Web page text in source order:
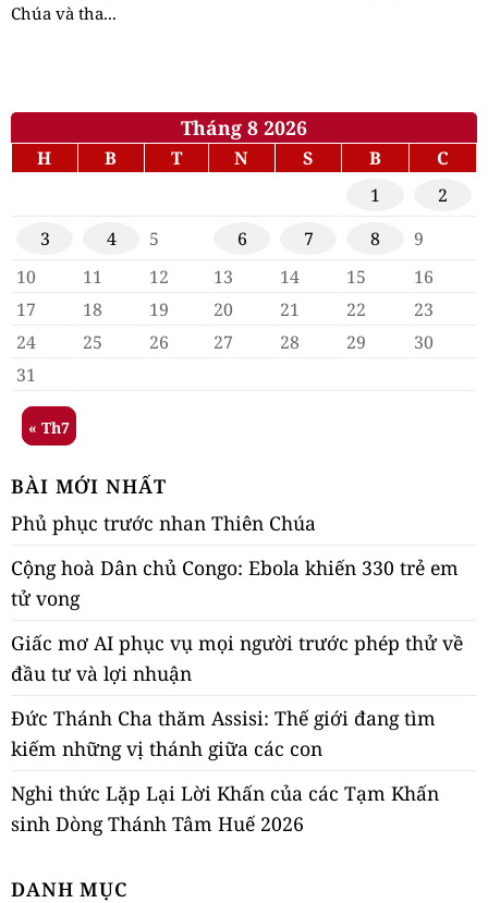
Chúa và tha...
Tháng 8 2026
H B T N S B
C
1
2
3
4 5 6 7 8
9
10
11 12 13 14 15
16
17
18 19 20 21 22
23
24
25 26 27 28 29
30
31
« Th7
BÀI MỚI NHẤT
Phủ phục trước nhan Thiên Chúa
Cộng hoà Dân chủ Congo: Ebola khiến 330 trẻ em
tử vong
Giấc mơ AI phục vụ mọi người trước phép thử về
đầu tư và lợi nhuận
Đức Thánh Cha thăm Assisi: Thế giới đang tìm
kiếm những vị thánh giữa các con
Nghi thức Lặp Lại Lời Khấn của các Tạm Khấn
sinh Dòng Thánh Tâm Huế 2026
DANH MỤC